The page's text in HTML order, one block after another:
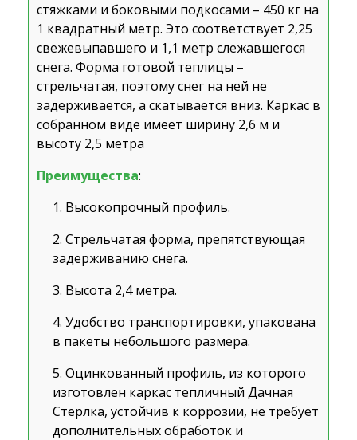
стяжками и боковыми подкосами – 450 кг на
1 квадратный метр. Это соответствует 2,25
свежевыпавшего и 1,1 метр слежавшегося
снега. Форма готовой теплицы –
стрельчатая, поэтому снег на ней не
задерживается, а скатывается вниз. Каркас в
собранном виде имеет ширину 2,6 м и
высоту 2,5 метра
Преимущества:
Высокопрочный профиль.
Стрельчатая форма, препятствующая
задерживанию снега.
Высота 2,4 метра.
Удобство транспортировки, упакована
в пакеты небольшого размера.
Оцинкованный профиль, из которого
изготовлен каркас тепличный Дачная
Стерлка, устойчив к коррозии, не требует
дополнительных обработок и